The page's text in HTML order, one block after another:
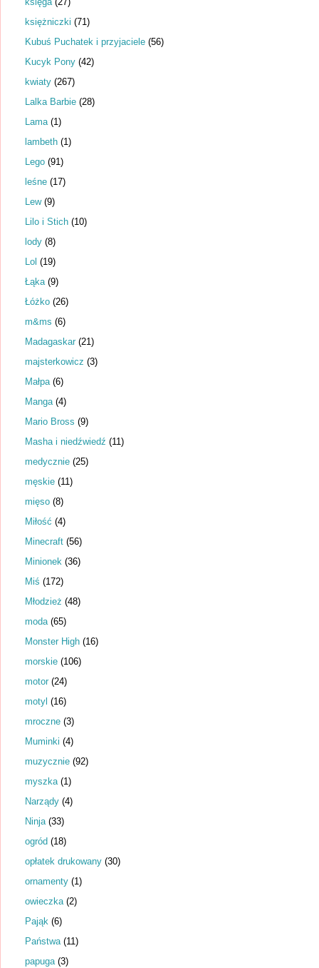
księżniczki (71)
Kubuś Puchatek i przyjaciele (56)
Kucyk Pony (42)
kwiaty (267)
Lalka Barbie (28)
Lama (1)
lambeth (1)
Lego (91)
leśne (17)
Lew (9)
Lilo i Stich (10)
lody (8)
Lol (19)
Łąka (9)
Łóżko (26)
m&ms (6)
Madagaskar (21)
majsterkowicz (3)
Małpa (6)
Manga (4)
Mario Bross (9)
Masha i niedźwiedź (11)
medycznie (25)
męskie (11)
mięso (8)
Miłość (4)
Minecraft (56)
Minionek (36)
Miś (172)
Młodzież (48)
moda (65)
Monster High (16)
morskie (106)
motor (24)
motyl (16)
mroczne (3)
Muminki (4)
muzycznie (92)
myszka (1)
Narządy (4)
Ninja (33)
ogród (18)
opłatek drukowany (30)
ornamenty (1)
owieczka (2)
Pająk (6)
Państwa (11)
papuga (3)